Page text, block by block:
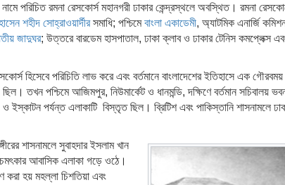
নামে পরিচিত রমনা রেসকোর্স মহানগরী ঢাকার কেন্দ্রস্থলে অবস্থিত। রমনা
শহীদ সোহ্‌রাওয়ার্দীরসমাধি; পশ্চিমেবাংলা একাডেমী, অ্যাটমিক এনার্জি
জাদুঘর; উত্তরে বারডেম হাসপাতাল, ঢাকা ক্লাব ও ঢাকার টেনিস কমপ্লেক্স এবং
হিসেবে পরিচিতি লাভ করে এবং বর্তমানে বাংলাদেশের ইতিহাসে এক
তখন পশ্চিমে আজিমপুর, নিউমার্কেট ও ধানমন্ডি, দক্ষিণে বর্তমান সচিবালয়
ইস্কাটন পর্যন্ত এলাকাটি বিস্তৃত ছিল। ব্রিটিশ এবং পাকিস্তানি শাসনামলে
শাসনামলে সুবাহদার ইসলাম খান
আবাসিক এলাকা গড়ে ওঠে।
করা হয় মহল্লা চিশতিয়া এবং